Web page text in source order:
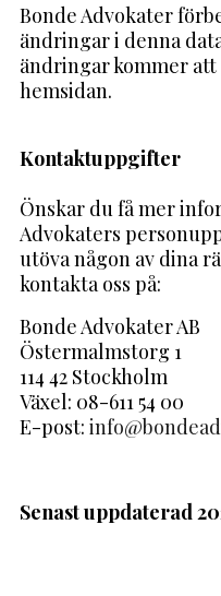
Bonde Advokater
ändringar i denna
ändringar kommer
hemsidan.
Kontaktuppgifter
Önskar du få mer
Advokaters
utöva någon av dina
kontakta oss på:
Bonde Advokater AB
Östermalmstorg 1
114 42 Stockholm
Växel: 08-611 54 00
E-post:
Senast uppdaterad